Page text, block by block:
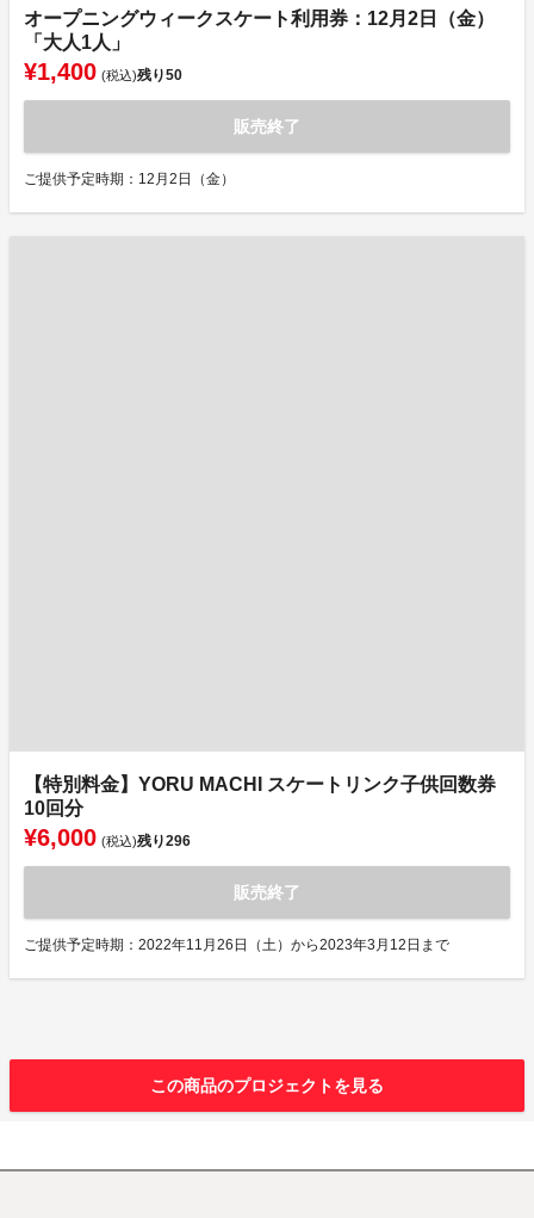
オープニングウィークスケート利用券：12月2日（金）
「大人1人」
¥1,400 (税込)残り50
販売終了
ご提供予定時期：12月2日（金）
【特別料金】YORU MACHI スケートリンク子供回数券
10回分
¥6,000 (税込)残り296
販売終了
ご提供予定時期：2022年11月26日（土）から2023年3月12日まで
この商品のプロジェクトを見る